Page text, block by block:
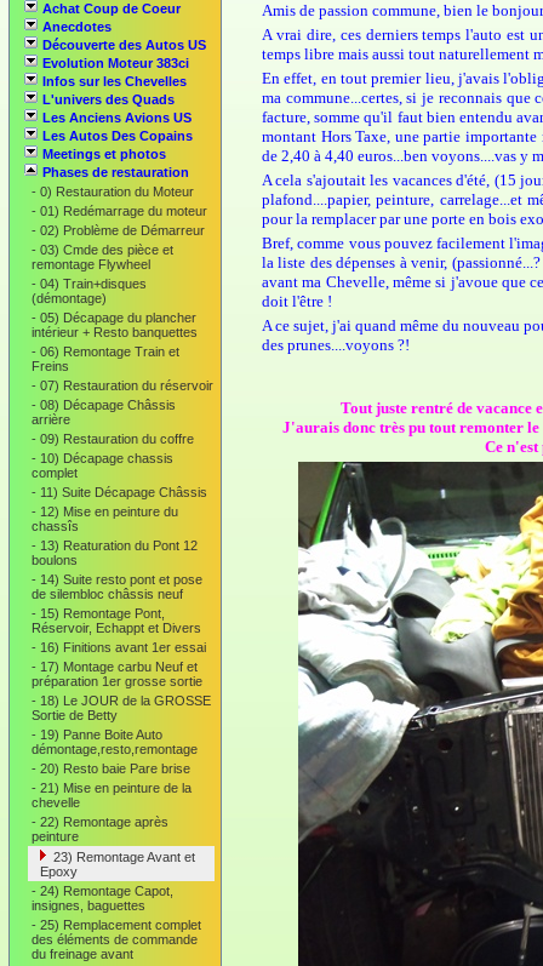
Achat Coup de Coeur
Anecdotes
Découverte des Autos US
Evolution Moteur 383ci
Infos sur les Chevelles
L'univers des Quads
Les Anciens Avions US
Les Autos Des Copains
Meetings et photos
Phases de restauration
- 0) Restauration du Moteur
- 01) Redémarrage du moteur
- 02) Problème de Démarreur
- 03) Cmde des pièce et
remontage Flywheel
- 04) Train+disques
(démontage)
- 05) Décapage du plancher
intérieur + Resto banquettes
- 06) Remontage Train et
Freins
- 07) Restauration du réservoir
- 08) Décapage Châssis
arrière
- 09) Restauration du coffre
- 10) Décapage chassis
complet
- 11) Suite Décapage Châssis
- 12) Mise en peinture du
chassîs
- 13) Reaturation du Pont 12
boulons
- 14) Suite resto pont et pose
de silembloc châssis neuf
- 15) Remontage Pont,
Réservoir, Echappt et Divers
- 16) Finitions avant 1er essai
- 17) Montage carbu Neuf et
préparation 1er grosse sortie
- 18) Le JOUR de la GROSSE
Sortie de Betty
- 19) Panne Boite Auto
démontage,resto,remontage
- 20) Resto baie Pare brise
- 21) Mise en peinture de la
chevelle
- 22) Remontage après
peinture
23) Remontage Avant et
Epoxy
- 24) Remontage Capot,
insignes, baguettes
- 25) Remplacement complet
des éléments de commande
du freinage avant
Amis de passion commune, bien le
A vrai dire, ces derniers temps l'auto est
temps libre mais aussi tout naturellement
En effet, en tout premier lieu, j'avais
ma commune...certes, si je reconnais
facture, somme qu'il faut bien entendu
montant Hors Taxe, une partie
de 2,40 à 4,40 euros...ben voyons....vas y
A cela s'ajoutait les vacances d'été, (15
plafond....papier, peinture, carrelage...et
pour la remplacer par une porte en bois
Bref, comme vous pouvez facilement
la liste des dépenses à venir,
avant ma Chevelle, même si j'avoue que
doit l'être !
A ce sujet, j'ai quand même du nouveau
des prunes....voyons ?!
Tout juste rentré de vacance
J'aurais donc très pu tout remonter le
Ce